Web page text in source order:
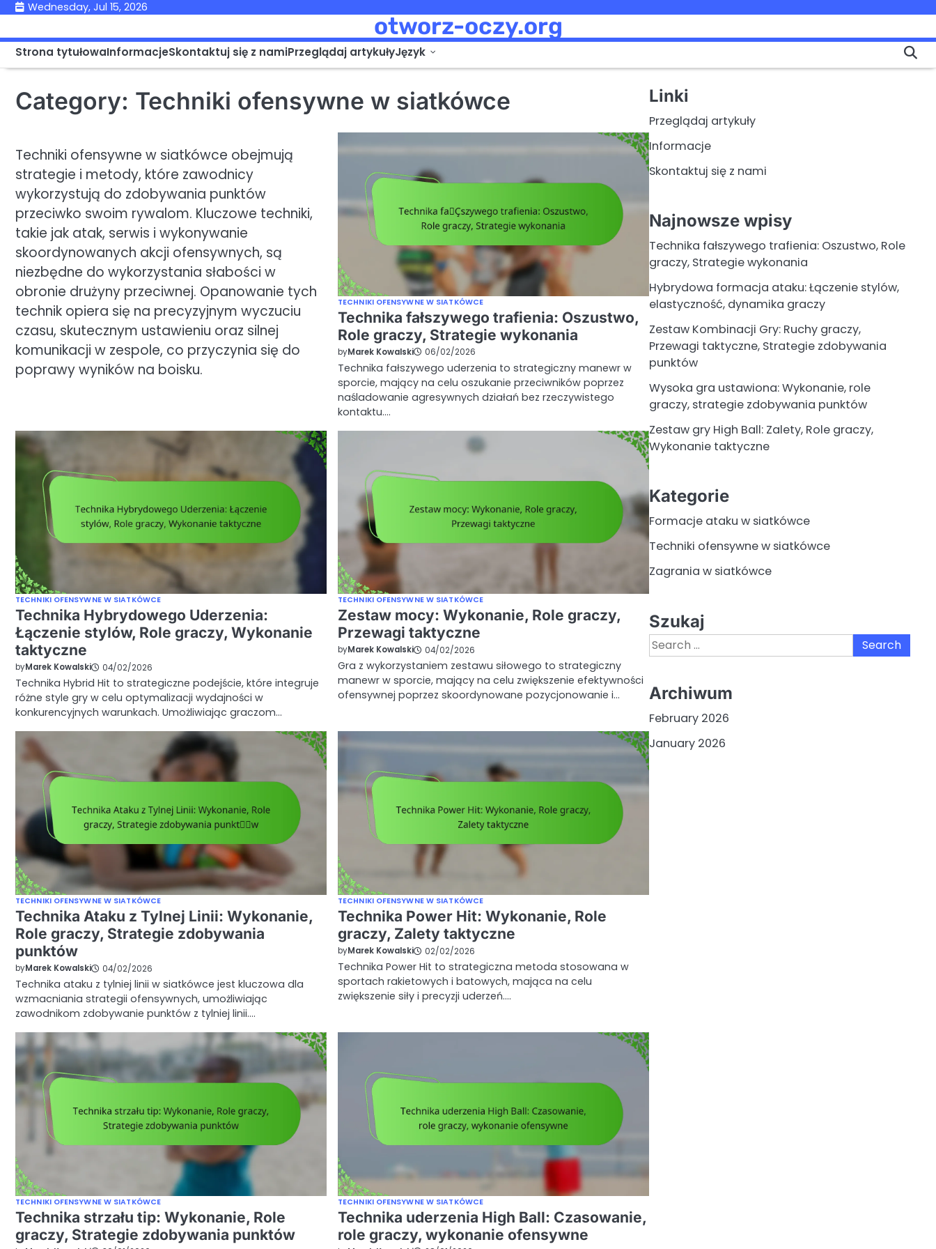
Skip
content
Wednesday, Jul 15, 2026
otworz-oczy.org
Strona tytułowaInformacjeSkontaktuj się z namiPrzeglądaj artykułyJęzyk
Category: Techniki ofensywne w siatkówce
Techniki ofensywne w siatkówce obejmują
strategie i metody, które zawodnicy
wykorzystują do zdobywania punktów
przeciwko swoim rywalom. Kluczowe techniki,
takie jak atak, serwis i wykonywanie
skoordynowanych akcji ofensywnych, są
niezbędne do wykorzystania słabości w
obronie drużyny przeciwnej. Opanowanie tych
technik opiera się na precyzyjnym wyczuciu
czasu, skutecznym ustawieniu oraz silnej
komunikacji w zespole, co przyczynia się do
poprawy wyników na boisku.
TECHNIKI OFENSYWNE W SIATKÓWCE
Technika fałszywego trafienia: Oszustwo,
Role graczy, Strategie wykonania
byMarek Kowalski 06/02/2026
Technika fałszywego uderzenia to strategiczny manewr w
sporcie, mający na celu oszukanie przeciwników poprzez
naśladowanie agresywnych działań bez rzeczywistego
kontaktu.…
TECHNIKI OFENSYWNE W SIATKÓWCE
Technika Hybrydowego Uderzenia:
Łączenie stylów, Role graczy, Wykonanie
taktyczne
byMarek Kowalski 04/02/2026
Technika Hybrid Hit to strategiczne podejście, które integruje
różne style gry w celu optymalizacji wydajności w
konkurencyjnych warunkach. Umożliwiając graczom…
TECHNIKI OFENSYWNE W SIATKÓWCE
Zestaw mocy: Wykonanie, Role graczy,
Przewagi taktyczne
byMarek Kowalski 04/02/2026
Gra z wykorzystaniem zestawu siłowego to strategiczny
manewr w sporcie, mający na celu zwiększenie efektywności
ofensywnej poprzez skoordynowane pozycjonowanie i…
TECHNIKI OFENSYWNE W SIATKÓWCE
Technika Ataku z Tylnej Linii: Wykonanie,
Role graczy, Strategie zdobywania
punktów
byMarek Kowalski 04/02/2026
Technika ataku z tylniej linii w siatkówce jest kluczowa dla
wzmacniania strategii ofensywnych, umożliwiając
zawodnikom zdobywanie punktów z tylniej linii.…
TECHNIKI OFENSYWNE W SIATKÓWCE
Technika Power Hit: Wykonanie, Role
graczy, Zalety taktyczne
byMarek Kowalski 02/02/2026
Technika Power Hit to strategiczna metoda stosowana w
sportach rakietowych i batowych, mająca na celu
zwiększenie siły i precyzji uderzeń.…
TECHNIKI OFENSYWNE W SIATKÓWCE
Technika strzału tip: Wykonanie, Role
graczy, Strategie zdobywania punktów
TECHNIKI OFENSYWNE W SIATKÓWCE
Technika uderzenia High Ball: Czasowanie,
role graczy, wykonanie ofensywne
Linki
Przeglądaj artykuły
Informacje
Skontaktuj się z nami
Najnowsze wpisy
Technika fałszywego trafienia: Oszustwo, Role
graczy, Strategie wykonania
Hybrydowa formacja ataku: Łączenie stylów,
elastyczność, dynamika graczy
Zestaw Kombinacji Gry: Ruchy graczy,
Przewagi taktyczne, Strategie zdobywania
punktów
Wysoka gra ustawiona: Wykonanie, role
graczy, strategie zdobywania punktów
Zestaw gry High Ball: Zalety, Role graczy,
Wykonanie taktyczne
Kategorie
Formacje ataku w siatkówce
Techniki ofensywne w siatkówce
Zagrania w siatkówce
Szukaj
Search
for:
Archiwum
February 2026
January 2026